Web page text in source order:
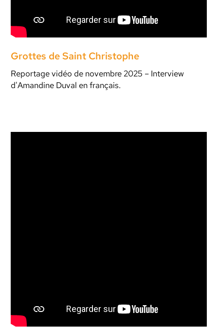
Grottes de Saint Christophe
Reportage vidéo de novembre 2025 – Interview
d'Amandine Duval en français.